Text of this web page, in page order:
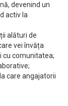
devenind un
activ la
alături de
vei învăța
cu comunitatea;
care angajatorii